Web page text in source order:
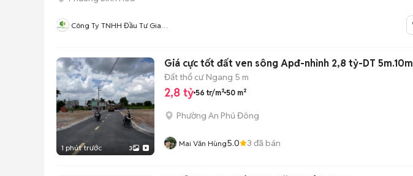
Công Ty TNHH Đầu Tư Gia
1 phút trước 3
Giá cực tốt đất ven sông Apđ-nhỉnh 2,8 tỷ-DT 5m.10m
Đất thổ cư Ngang 5 m
2,8 tỷ 56 tr/m² 50 m²
Phường An Phú Đông
Mai Văn Hùng5.0 3 đã bán